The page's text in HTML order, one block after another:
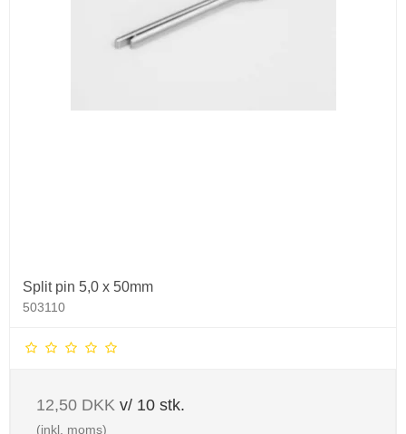
Split pin 5,0 x 50mm
503110
12,50 DKK v/ 10 stk.
(inkl. moms)